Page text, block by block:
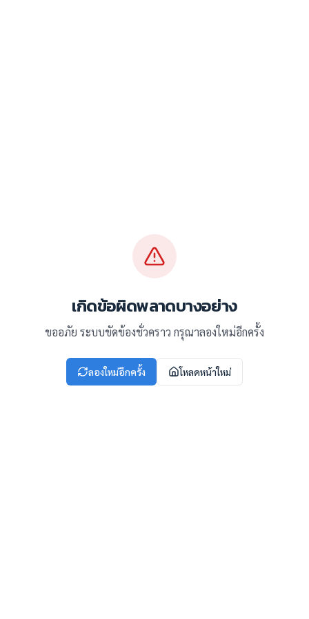
เกิดข้อผิดพลาดบางอย่าง
ขออภัย ระบบขัดข้องชั่วคราว กรุณาลองใหม่อีกครั้ง
ลองใหม่อีกครั้ง โหลดหน้าใหม่